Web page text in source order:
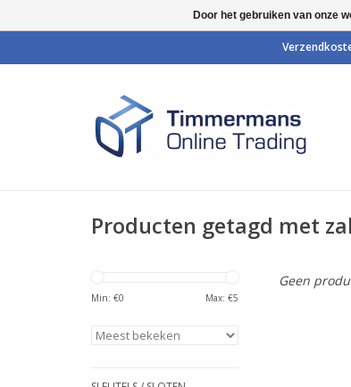
Producten getagd met
Min: €0 Max: €5
Geen
Door het gebruiken van onze